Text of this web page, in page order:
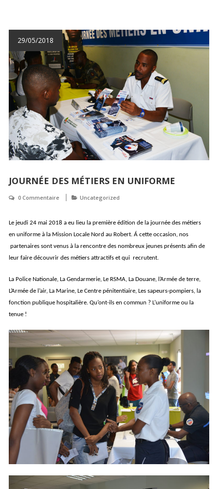
29/05/2018
JOURNÉE DES MÉTIERS EN UNIFORME
0 Commentaire Uncategorized
Le jeudi 24 mai 2018 a eu lieu la première édition de la journée des métiers
en uniforme à la Mission Locale Nord au Robert. Á cette occasion, nos
partenaires sont venus à la rencontre des nombreux jeunes présents afin de
leur faire découvrir des métiers attractifs et qui recrutent.
La Police Nationale, La Gendarmerie, Le RSMA, La Douane, l’Armée de terre,
L’Armée de l’air, La Marine, Le Centre pénitentiaire, Les sapeurs-pompiers, la
fonction publique hospitalière. Qu’ont-ils en commun ? L’uniforme ou la
tenue !